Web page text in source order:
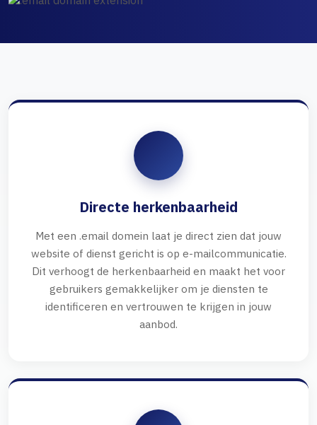
Directe herkenbaarheid
Met een .email domein laat je direct zien dat jouw
website of dienst gericht is op e-mailcommunicatie.
Dit verhoogt de herkenbaarheid en maakt het voor
gebruikers gemakkelijker om je diensten te
identificeren en vertrouwen te krijgen in jouw
aanbod.